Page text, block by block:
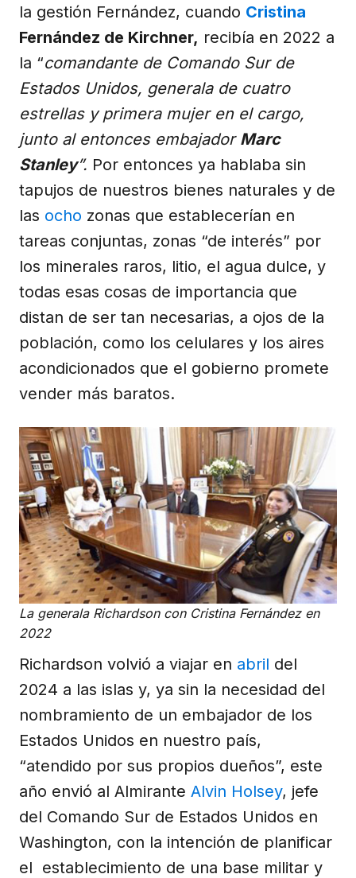
la gestión Fernández, cuando Cristina
Fernández de Kirchner, recibía en 2022 a
la “comandante de Comando Sur de
Estados Unidos, generala de cuatro
estrellas y primera mujer en el cargo,
junto al entonces embajador Marc
Stanley”. Por entonces ya hablaba sin
tapujos de nuestros bienes naturales y de
las ocho zonas que establecerían en
tareas conjuntas, zonas “de interés” por
los minerales raros, litio, el agua dulce, y
todas esas cosas de importancia que
distan de ser tan necesarias, a ojos de la
población, como los celulares y los aires
acondicionados que el gobierno promete
vender más baratos.
La generala Richardson con Cristina Fernández en
2022
Richardson volvió a viajar en abril del
2024 a las islas y, ya sin la necesidad del
nombramiento de un embajador de los
Estados Unidos en nuestro país,
“atendido por sus propios dueños”, este
año envió al Almirante Alvin Holsey, jefe
del Comando Sur de Estados Unidos en
Washington, con la intención de planificar
el establecimiento de una base militar y